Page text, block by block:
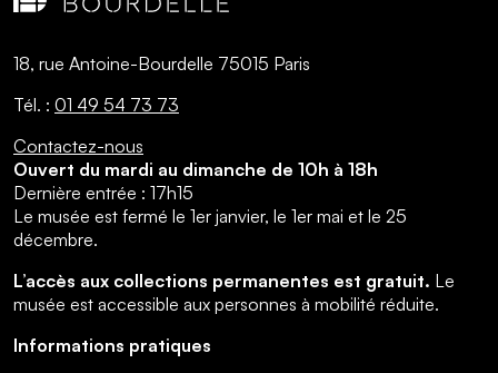
18, rue Antoine-Bourdelle 75015 Paris
Tél. : 01 49 54 73 73
Contactez-nous
Ouvert du mardi au dimanche de 10h à 18h
Dernière entrée : 17h15
Le musée est fermé le 1er janvier, le 1er mai et le 25
décembre.
L’accès aux collections permanentes est gratuit. Le
musée est accessible aux personnes à mobilité réduite.
Informations pratiques